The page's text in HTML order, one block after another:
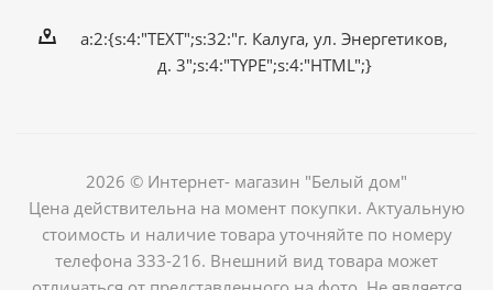
a:2:{s:4:"TEXT";s:32:"г. Калуга, ул. Энергетиков,
д. 3";s:4:"TYPE";s:4:"HTML";}
2026 © Интернет- магазин "Белый дом"
Цена действительна на момент покупки. Актуальную
стоимость и наличие товара уточняйте по номеру
телефона 333-216. Внешний вид товара может